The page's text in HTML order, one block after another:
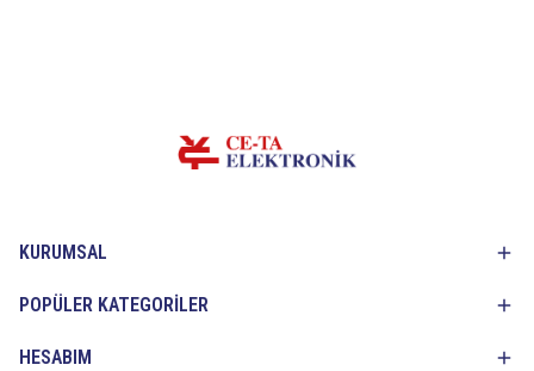
KURUMSAL
POPÜLER KATEGORİLER
HESABIM